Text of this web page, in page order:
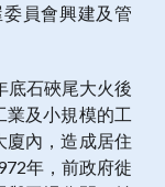
員會興建及管
底石硤尾大火後
及小規模的工
廈內，造成居住
年，前政府徙